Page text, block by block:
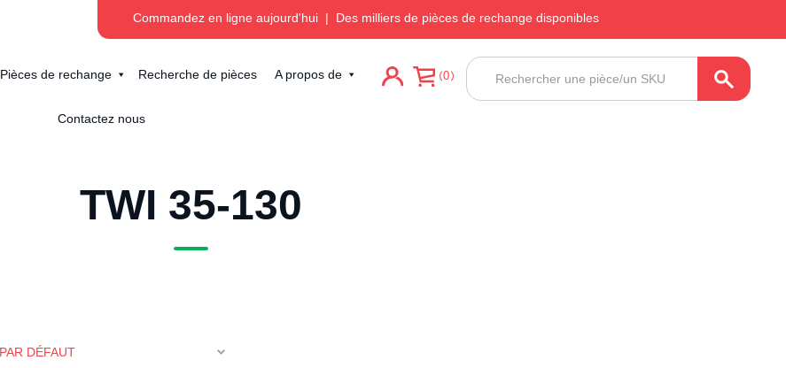
Commandez en ligne aujourd'hui| Des milliers de pièces de rechange disponibles
Pièces de rechange Recherche de pièces A propos de
Contactez nous
0
Recherche
de
produits
TWI 35-130